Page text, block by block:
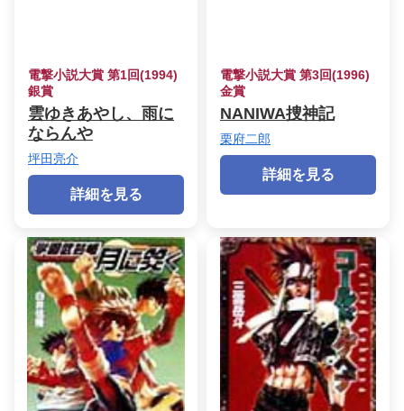
電撃小説大賞 第1回(1994)
銀賞
雲ゆきあやし、雨に
ならんや
坪田亮介
詳細を見る
電撃小説大賞 第3回(1996)
金賞
NANIWA捜神記
栗府二郎
詳細を見る